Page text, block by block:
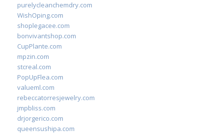
purelycleanchemdry.com
WishOping.com
shoplegacee.com
bonvivantshop.com
CupPlante.com
mpzin.com
stcreal.com
PopUpFlea.com
valueml.com
rebeccatorresjewelry.com
jmpbliss.com
drjorgerico.com
queensushipa.com